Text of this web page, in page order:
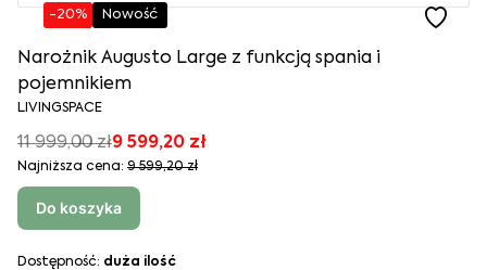
-20% Nowość
Narożnik Augusto Large z funkcją spania i
pojemnikiem
LIVINGSPACE
11 999,00 zł9 599,20 zł
Najniższa cena: 9 599,20 zł
Do koszyka
Dostępność: duża ilość